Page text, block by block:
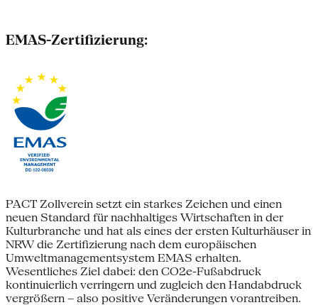
EMAS-Zertifizierung:
PACT Zollverein setzt ein starkes Zeichen und einen
neuen Standard für nachhaltiges Wirtschaften in der
Kulturbranche und hat als eines der ersten Kulturhäuser in
NRW die Zertifizierung nach dem europäischen
Umweltmanagementsystem EMAS erhalten.
Wesentliches Ziel dabei: den CO2e-Fußabdruck
kontinuierlich verringern und zugleich den Handabdruck
vergrößern – also positive Veränderungen vorantreiben.